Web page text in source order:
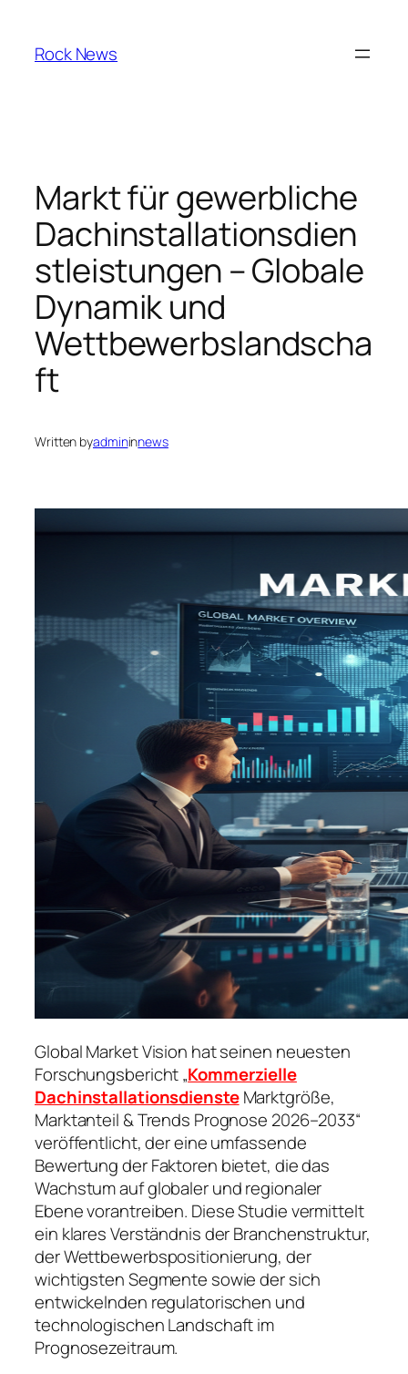
content
Rock News
Markt für gewerbliche
Dachinstallationsdien
stleistungen – Globale
Dynamik und
Wettbewerbslandscha
ft
Written byadmininnews
Global Market Vision hat seinen neuesten
Forschungsbericht „Kommerzielle
DachinstallationsdiensteMarktgröße,
Marktanteil & Trends Prognose 2026–2033“
veröffentlicht, der eine umfassende
Bewertung der Faktoren bietet, die das
Wachstum auf globaler und regionaler
Ebene vorantreiben. Diese Studie vermittelt
ein klares Verständnis der Branchenstruktur,
der Wettbewerbspositionierung, der
wichtigsten Segmente sowie der sich
entwickelnden regulatorischen und
technologischen Landschaft im
Prognosezeitraum.